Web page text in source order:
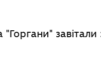
завітали